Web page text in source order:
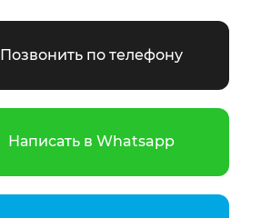
Позвонить по телефону
Написать в Whatsapp